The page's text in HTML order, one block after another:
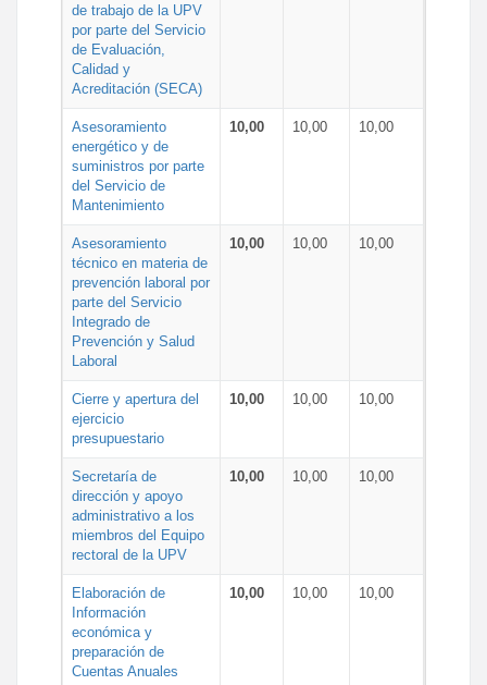
de trabajo de la UPV
por parte del Servicio
de Evaluación,
Calidad y
Acreditación (SECA)
Asesoramiento
energético y de
suministros por parte
del Servicio de
Mantenimiento
10,00 10,00 10,00
Asesoramiento
técnico en materia de
prevención laboral por
parte del Servicio
Integrado de
Prevención y Salud
Laboral
10,00 10,00 10,00
Cierre y apertura del
ejercicio
presupuestario
10,00 10,00 10,00
Secretaría de
dirección y apoyo
administrativo a los
miembros del Equipo
rectoral de la UPV
10,00 10,00 10,00
Elaboración de
Información
económica y
preparación de
Cuentas Anuales
10,00 10,00 10,00